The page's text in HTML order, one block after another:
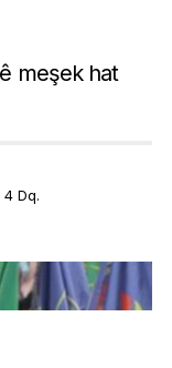
meşek hat
4 Dq.